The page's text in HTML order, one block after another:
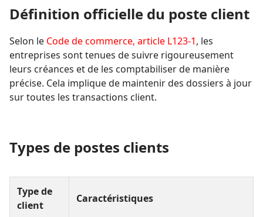
Définition officielle du poste client
Selon le Code de commerce, article L123-1, les
entreprises sont tenues de suivre rigoureusement
leurs créances et de les comptabiliser de manière
précise. Cela implique de maintenir des dossiers à jour
sur toutes les transactions client.
Types de postes clients
Type de
client
Caractéristiques